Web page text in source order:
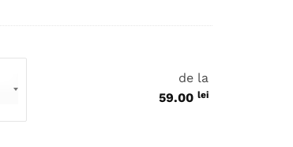
de la
59.00 lei